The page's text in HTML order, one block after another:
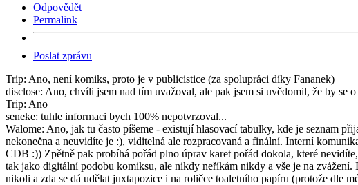
Odpovědět
Permalink
Poslat zprávu
Trip: Ano, není komiks, proto je v publicistice (za spolupráci díky Fananek)
disclose: Ano, chvíli jsem nad tím uvažoval, ale pak jsem si uvědomil, že by se
Trip: Ano
seneke: tuhle informaci bych 100% nepotvrzoval...
Walome: Ano, jak tu často píšeme - existují hlasovací tabulky, kde je seznam
nekonečna a neuvidíte je :), viditelná ale rozpracovaná a finální. Interní
CDB :)) Zpětně pak probíhá pořád plno úprav karet pořád dokola, které
tak jako digitální podobu komiksu, ale nikdy neříkám nikdy a vše je na
nikoli a zda se dá udělat juxtapozice i na roličce toaletního papíru (protože dle